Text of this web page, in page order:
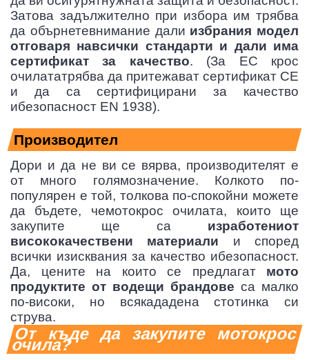
Затова задължително при избора им трябва
да обърнетевнимание дали избрания модел
отговаря навсички стандарти и дали има
сертификат за качество. (За ЕС крос
очилататрябва да притежават сертификат СЕ
и да са сертифицирани за качество
ибезопасност EN 1938).
Производител
Дори и да не ви се вярва, производителят е
от много голямозначение. Колкото по-
популярен е той, толкова по-спокойни можете
да бъдете, чемотокрос очилата, които ще
закупите ще са изработениот
висококачествени материали и според
всички изисквания за качество ибезопасност.
Да, цените на които се предлагат мото
продуктите от водещи брандове са малко
по-високи, но всякададена стотинка си
струва.
От къде да закупите мотокрос
очила?